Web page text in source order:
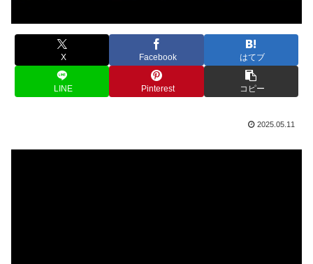
X Facebook はてブ
LINE Pinterest コピー
2025.05.11